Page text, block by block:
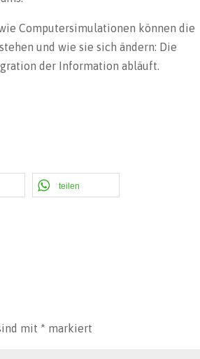
Computersimulationen können die
und wie sie sich ändern: Die
der Information abläuft.
teilen
mit * markiert